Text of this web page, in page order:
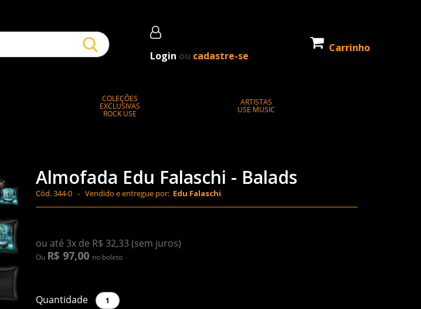
Login ou cadastre-se
Carrinho
COLEÇÕES
EXCLUSIVAS
ROCK USE
ARTISTAS
USE MUSIC
Almofada Edu Falaschi - Balads
Cód.344-0 - Vendido e entregue por: Edu Falaschi
ou até 3x de R$ 32,33 (sem juros)
Ou R$ 97,00 no boleto
Quantidade